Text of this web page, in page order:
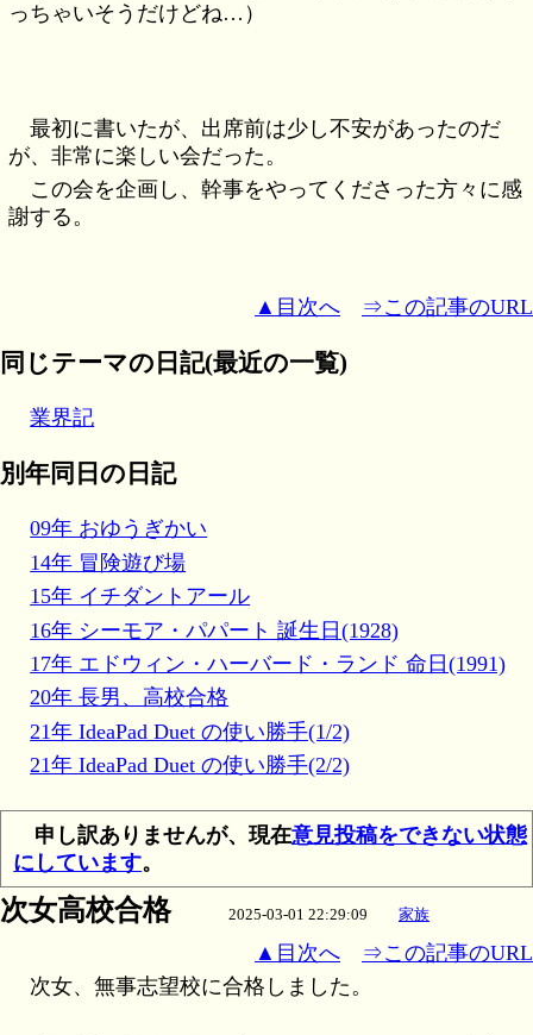
っちゃいそうだけどね…）
最初に書いたが、出席前は少し不安があったのだ
が、非常に楽しい会だった。
この会を企画し、幹事をやってくださった方々に感
謝する。
▲目次へ ⇒この記事のURL
同じテーマの日記(最近の一覧)
業界記
別年同日の日記
09年 おゆうぎかい
14年 冒険遊び場
15年 イチダントアール
16年 シーモア・パパート 誕生日(1928)
17年 エドウィン・ハーバード・ランド 命日(1991)
20年 長男、高校合格
21年 IdeaPad Duet の使い勝手(1/2)
21年 IdeaPad Duet の使い勝手(2/2)
申し訳ありませんが、現在意見投稿をできない状態
にしています。
次女高校合格 2025-03-01 22:29:09 家族
▲目次へ
⇒この記事のURL
次女、無事志望校に合格しました。